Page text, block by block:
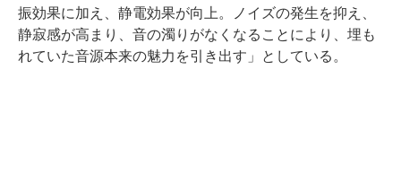
振効果に加え、静電効果が向上。ノイズの発生を抑え、
静寂感が高まり、音の濁りがなくなることにより、埋も
れていた音源本来の魅力を引き出す」としている。